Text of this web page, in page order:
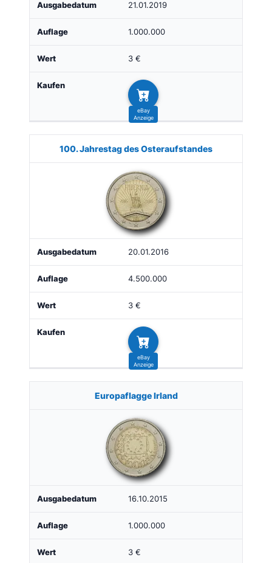
21.01.2019
1.000.000
3 €
100. Jahrestag des Osteraufstandes
20.01.2016
4.500.000
3 €
Europaflagge Irland
16.10.2015
1.000.000
3 €